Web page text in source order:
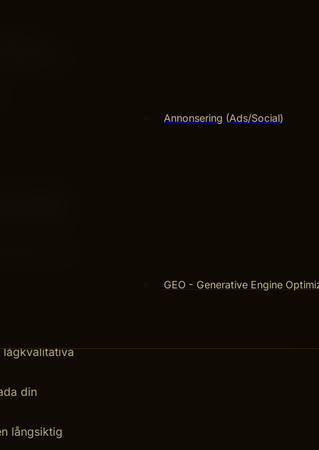
Annonsering (Ads/Social)
GEO - Generative Engine
röster från
kvalitativa
innebär
Att
lågkvalitativa
din
långsiktig